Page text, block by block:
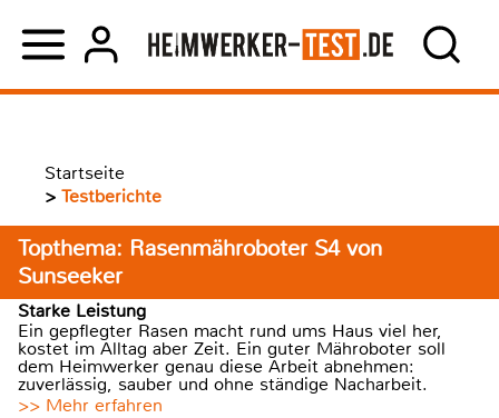
Startseite
> Testberichte
Topthema: Rasenmähroboter S4 von
Sunseeker
Starke Leistung
Ein gepflegter Rasen macht rund ums Haus viel her,
kostet im Alltag aber Zeit. Ein guter Mähroboter soll
dem Heimwerker genau diese Arbeit abnehmen:
zuverlässig, sauber und ohne ständige Nacharbeit.
>> Mehr erfahren